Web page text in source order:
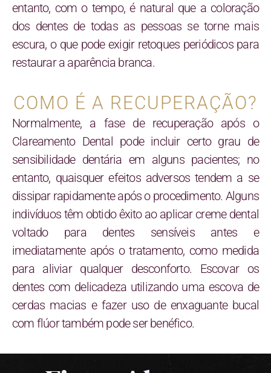
entanto, com o tempo, é natural que a coloração
dos dentes de todas as pessoas se torne mais
escura, o que pode exigir retoques periódicos para
restaurar a aparência branca.
COMO É A RECUPERAÇÃO?
Normalmente, a fase de recuperação após o
Clareamento Dental pode incluir certo grau de
sensibilidade dentária em alguns pacientes; no
entanto, quaisquer efeitos adversos tendem a se
dissipar rapidamente após o procedimento. Alguns
indivíduos têm obtido êxito ao aplicar creme dental
voltado para dentes sensíveis antes e
imediatamente após o tratamento, como medida
para aliviar qualquer desconforto. Escovar os
dentes com delicadeza utilizando uma escova de
cerdas macias e fazer uso de enxaguante bucal
com flúor também pode ser benéfico.